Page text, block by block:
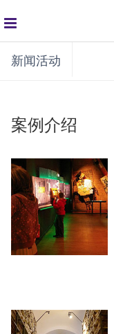
global
navigation
新闻活动
案例介绍